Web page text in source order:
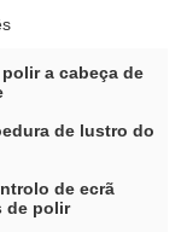
a cabeça de
de lustro do
de ecrã
de polir